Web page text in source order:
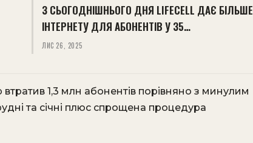
З СЬОГОДНІШНЬОГО ДНЯ LIFECELL ДАЄ БІЛЬШЕ
ІНТЕРНЕТУ ДЛЯ АБОНЕНТІВ У 35…
ЛИС 26, 2025
втратив 1,3 млн абонентів порівняно з минулим
та січні плюс спрощена процедура